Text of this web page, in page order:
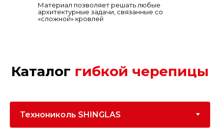
Материал позволяет решать любые
архитектурные задачи, связанные со
«сложной» кровлей
Каталог гибкой черепицы